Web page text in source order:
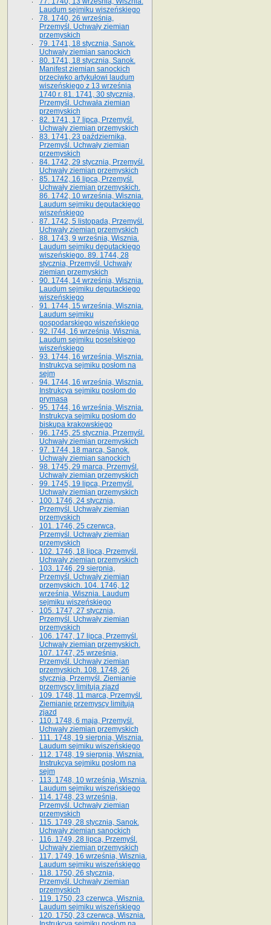
Laudum sejmiku wiszeńskiego
78. 1740, 26 września,
Przemyśl. Uchwały ziemian
przemyskich
79. 1741, 18 stycznia, Sanok.
Uchwały ziemian sanockich
80. 1741, 18 stycznia, Sanok.
Manifest ziemian sanockich
przeciwko artykułowi laudum
wiszeńskiego z 13 wrze­śnia
1740 r. 81. 1741, 30 stycznia,
Przemyśl. Uchwała ziemian
przemyskich
82. 1741, 17 lipca, Przemyśl.
Uchwały ziemian przemyskich
83. 1741, 23 października,
Przemyśl. Uchwały ziemian
przemyskich
84. 1742, 29 stycznia, Przemyśl.
Uchwały ziemian przemyskich
85. 1742, 16 lipca, Przemyśl.
Uchwały ziemian przemyskich.
86. 1742, 10 września, Wisznia.
Laudum sejmiku deputackiego
wiszeńskiego
87. 1742, 5 listopada, Przemyśl.
Uchwały ziemian przemyskich
88. 1743, 9 września, Wisznia.
Laudum sejmiku deputackiego
wiszeńskiego. 89. 1744, 28
stycznia, Przemyśl. Uchwały
ziemian przemyskich
90. 1744, 14 września, Wisznia.
Laudum sejmiku deputackiego
wiszeńskiego
91. 1744, 15 września, Wisznia.
Laudum sejmiku
gospodarskiego wiszeńskiego
92. l744, 16 września, Wisznia.
Laudum sejmiku poselskiego
wiszeńskiego
93. 1744, 16 września, Wisznia.
Instrukcya sejmiku posłom na
sejm
94. 1744, 16 września, Wisznia.
Instrukcya sejmiku posłom do
prymasa
95. 1744, 16 września, Wisznia.
Instrukcya sejmiku posłom do
biskupa krakowskiego
96. 1745, 25 stycznia, Przemyśl.
Uchwały ziemian przemyskich
97. 1744, 18 marca, Sanok.
Uchwały ziemian sanockich
98. 1745, 29 marca, Przemyśl.
Uchwały ziemian przemyskich
99. 1745, 19 lipca, Przemyśl.
Uchwały ziemian przemyskich
100. 1746, 24 stycznia,
Przemyśl. Uchwały ziemian
przemyskich
101. 1746, 25 czerwca,
Przemyśl. Uchwały ziemian
przemyskich
102. 1746, 18 lipca, Przemyśl.
Uchwały ziemian przemyskich
103. 1746, 29 sierpnia,
Przemyśl. Uchwały ziemian
przemyskich. 104. 1746, 12
września, Wisznia. Laudum
sejmiku wiszeńskiego
105. 1747, 27 stycznia,
Przemyśl. Uchwały ziemian
przemyskich
106. 1747, 17 lipca, Przemyśl.
Uchwały ziemian przemyskich.
107. 1747, 25 września,
Przemyśl. Uchwały ziemian
przemyskich. 108. 1748, 26
stycznia, Przemyśl. Ziemianie
przemyscy limitują zjazd
109. 1748, 11 marca, Przemyśl.
Ziemianie przemyscy limitują
zjazd
110. 1748, 6 maja, Przemyśl.
Uchwały ziemian przemyskich
111. 1748, 19 sierpnia, Wisznia.
Laudum sejmiku wiszeńskiego
112. 1748, 19 sierpnia, Wisznia.
Instrukcya sejmiku posłom na
sejm
113. 1748, 10 września, Wisznia.
Laudum sejmiku wiszeńskiego
114. 1748, 23 września,
Przemyśl. Uchwały ziemian
przemyskich
115. 1749, 28 stycznia, Sanok.
Uchwały ziemian sanockich
116. 1749, 28 lipca, Przemyśl.
Uchwały ziemian przemyskich
117. 1749, 16 września, Wisznia.
Laudum sejmiku wiszeńskiego
118. 1750, 26 stycznia,
Przemyśl. Uchwały ziemian
przemyskich
119. 1750, 23 czerwca, Wisznia.
Laudum sejmiku wiszeńskiego
120. 1750, 23 czerwca, Wisznia.